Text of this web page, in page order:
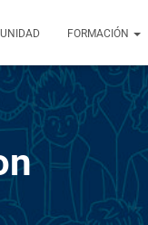
FORMACIÓN